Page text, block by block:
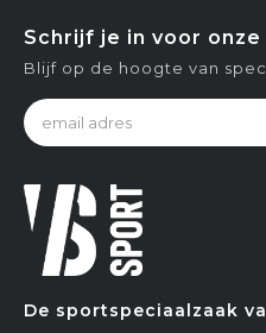
De sportspeciaalzaak
Schrijf je in voor
Blijf op de hoogte van